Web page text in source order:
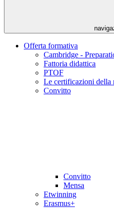
Offerta formativa
Cambridge -
Fattoria didattica
PTOF
Le certificazioni della
Convitto
Convitto
Mensa
Etwinning
Erasmus+